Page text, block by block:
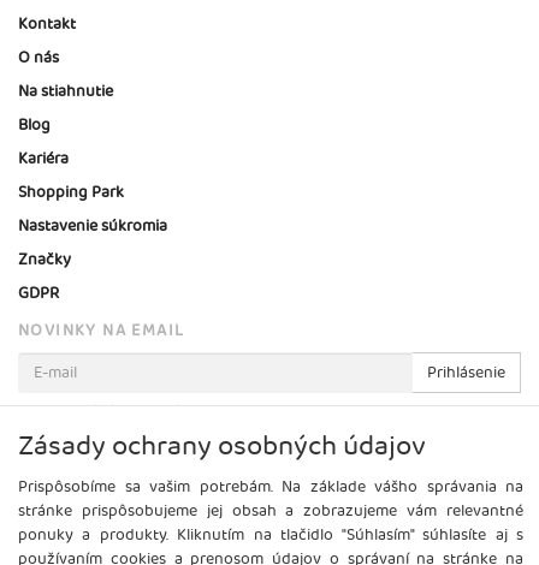
Kontakt
O nás
Na stiahnutie
Blog
Kariéra
Shopping Park
Nastavenie súkromia
Značky
GDPR
NOVINKY NA EMAIL
Prihlásenie
Viac informácií o tejto službe
Zásady ochrany osobných údajov
Prispôsobíme sa vašim potrebám. Na základe vášho správania na
stránke prispôsobujeme jej obsah a zobrazujeme vám relevantné
ponuky a produkty. Kliknutím na tlačidlo "Súhlasím" súhlasíte aj s
používaním cookies a prenosom údajov o správaní na stránke na